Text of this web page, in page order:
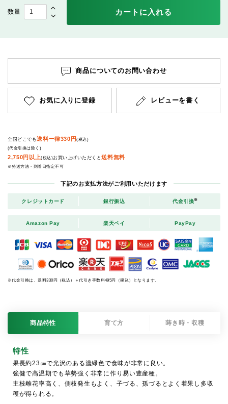
カートに入れる
商品についてのお問い合わせ
お気に入りに登録 レビューを書く
全国どこでも送料一律330円(税込)
(代金引換は除く)
2,750円以上(税込)お買い上げいただくと送料無料
※発送方法・到着日指定不可
下記のお支払方法がご利用いただけます
クレジットカード 銀行振込 代金引換※
Amazon Pay 楽天ペイ PayPay
※代金引換は、送料330円（税込）＋代引き手数料495円（税込）となります。
商品特性 育て方 蒔き時・収穫
特性
果長約23㎝で光沢のある濃緑色で食味が非常に良い。
強健で高温期でも草勢強く非常に作り易い豊産種。
主枝雌花率高く、側枝発生もよく、子づる、孫づるとよく着果し多収
穫が得られる。